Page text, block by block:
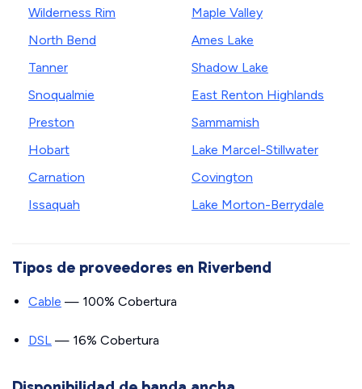
Wilderness Rim
North Bend
Tanner
Snoqualmie
Preston
Hobart
Carnation
Issaquah
Maple Valley
Ames Lake
Shadow Lake
East Renton Highlands
Sammamish
Lake Marcel-Stillwater
Covington
Lake Morton-Berrydale
Tipos de proveedores en Riverbend
Cable — 100% Cobertura
DSL — 16% Cobertura